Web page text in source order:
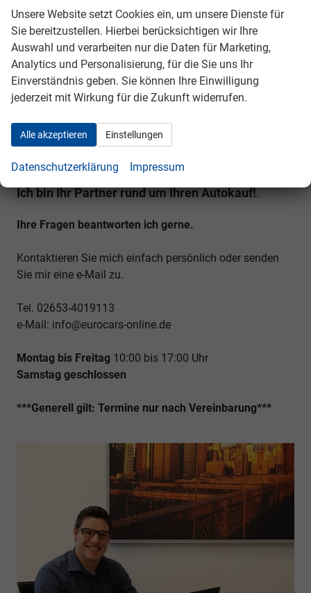
Finanzierung & Leasing
Ab 5,99% effektiver Jahreszins! Wir richten uns auch bei
der Bezahlung nach Ihnen. Finanzierung auch ohne
Anzahlung möglich!
Eurocars-Online - EU-Neufahrzeughandel
Ich bin Ihr Partner rund um Ihren Autokauf!.
Ihre Fragen beantworten ich gerne.
Kontaktieren Sie mich einfach persönlich oder senden
Sie mir eine e-Mail zu.
Tel. 02653-4019113
e-Mail: info@eurocars-online.de
Montag bis Freitag 10:00 bis 17:00 Uhr
Samstag geschlossen
***Generell gilt: Termine nur nach Vereinbarung***
Unsere Website setzt Cookies ein, um unsere Dienste für
Sie bereitzustellen. Hierbei berücksichtigen wir Ihre
Auswahl und verarbeiten nur die Daten für Marketing,
Analytics und Personalisierung, für die Sie uns Ihr
Einverständnis geben. Sie können Ihre Einwilligung
jederzeit mit Wirkung für die Zukunft widerrufen.
Alle akzeptieren Einstellungen
Datenschutzerklärung Impressum